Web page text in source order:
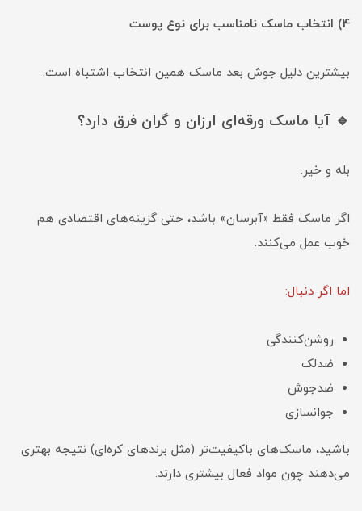
4) انتخاب ماسک نامناسب برای نوع پوست
بیشترین دلیل جوش بعد ماسک همین انتخاب اشتباه است.
🔹 آیا ماسک ورقه‌ای ارزان و گران فرق دارد؟
بله و خیر.
اگر ماسک فقط «آبرسان» باشد، حتی گزینه‌های اقتصادی هم
خوب عمل می‌کنند.
اما اگر دنبال:
روشن‌کنندگی
ضدلک
ضدجوش
جوانسازی
باشید، ماسک‌های باکیفیت‌تر (مثل برندهای کره‌ای) نتیجه بهتری
می‌دهند چون مواد فعال بیشتری دارند.